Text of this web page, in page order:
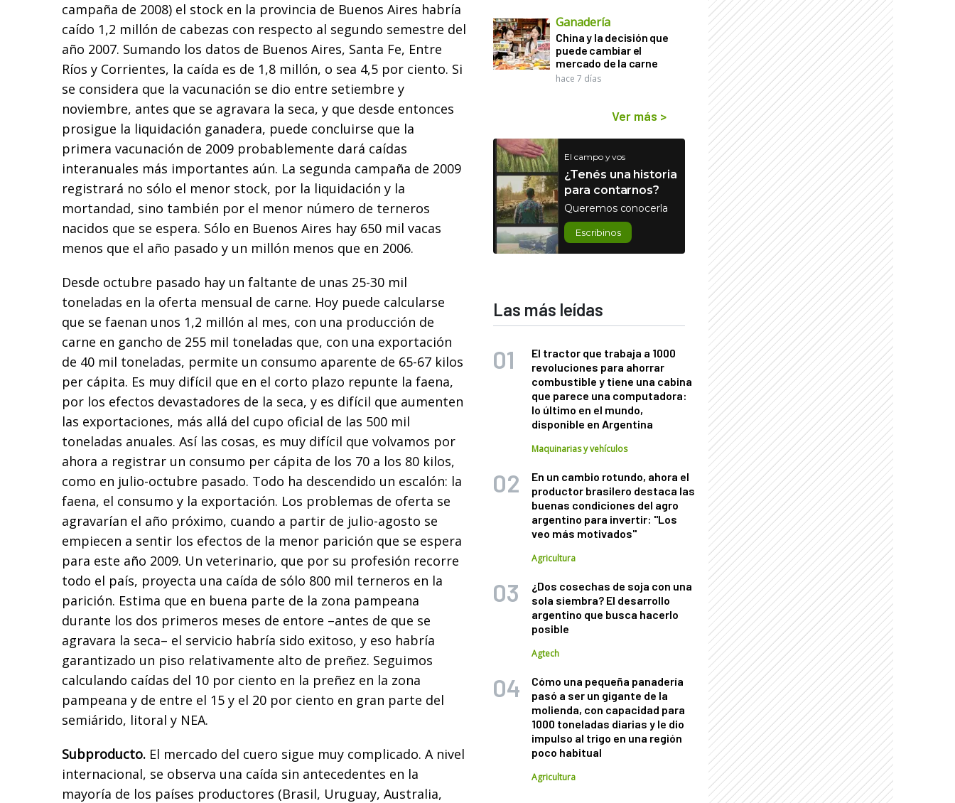
campaña de 2008) el stock en la provincia de Buenos Aires habría
caído 1,2 millón de cabezas con respecto al segundo semestre del
año 2007. Sumando los datos de Buenos Aires, Santa Fe, Entre
Ríos y Corrientes, la caída es de 1,8 millón, o sea 4,5 por ciento. Si
se considera que la vacunación se dio entre setiembre y
noviembre, antes que se agravara la seca, y que desde entonces
prosigue la liquidación ganadera, puede concluirse que la
primera vacunación de 2009 probablemente dará caídas
interanuales más importantes aún. La segunda campaña de 2009
registrará no sólo el menor stock, por la liquidación y la
mortandad, sino también por el menor número de terneros
nacidos que se espera. Sólo en Buenos Aires hay 650 mil vacas
menos que el año pasado y un millón menos que en 2006.
Desde octubre pasado hay un faltante de unas 25-30 mil
toneladas en la oferta mensual de carne. Hoy puede calcularse
que se faenan unos 1,2 millón al mes, con una producción de
carne en gancho de 255 mil toneladas que, con una exportación
de 40 mil toneladas, permite un consumo aparente de 65-67 kilos
per cápita. Es muy difícil que en el corto plazo repunte la faena,
por los efectos devastadores de la seca, y es difícil que aumenten
las exportaciones, más allá del cupo oficial de las 500 mil
toneladas anuales. Así las cosas, es muy difícil que volvamos por
ahora a registrar un consumo per cápita de los 70 a los 80 kilos,
como en julio-octubre pasado. Todo ha descendido un escalón: la
faena, el consumo y la exportación. Los problemas de oferta se
agravarían el año próximo, cuando a partir de julio-agosto se
empiecen a sentir los efectos de la menor parición que se espera
para este año 2009. Un veterinario, que por su profesión recorre
todo el país, proyecta una caída de sólo 800 mil terneros en la
parición. Estima que en buena parte de la zona pampeana
durante los dos primeros meses de entore –antes de que se
agravara la seca– el servicio habría sido exitoso, y eso habría
garantizado un piso relativamente alto de preñez. Seguimos
calculando caídas del 10 por ciento en la preñez en la zona
pampeana y de entre el 15 y el 20 por ciento en gran parte del
semiárido, litoral y NEA.
Subproducto. El mercado del cuero sigue muy complicado. A nivel
internacional, se observa una caída sin antecedentes en la
mayoría de los países productores (Brasil, Uruguay, Australia,
Ganadería
China y la decisión que
puede cambiar el
mercado de la carne
hace 7 días
Ver más >
El campo y vos
¿Tenés una historia
para contarnos?
Queremos conocerla
Escribinos
Las más leídas
El tractor que trabaja a 1000
revoluciones para ahorrar
combustible y tiene una cabina
que parece una computadora:
lo último en el mundo,
disponible en Argentina
Maquinarias y vehículos
En un cambio rotundo, ahora el
productor brasilero destaca las
buenas condiciones del agro
argentino para invertir: "Los
veo más motivados"
Agricultura
¿Dos cosechas de soja con una
sola siembra? El desarrollo
argentino que busca hacerlo
posible
Agtech
Cómo una pequeña panadería
pasó a ser un gigante de la
molienda, con capacidad para
1000 toneladas diarias y le dio
impulso al trigo en una región
poco habitual
Agricultura